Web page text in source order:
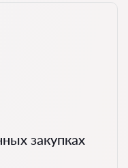
закупках